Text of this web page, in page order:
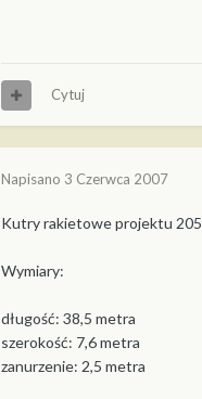
Cytuj
Napisano 3 Czerwca 2007
Kutry rakietowe projektu
Wymiary:
długość: 38,5 metra
szerokość: 7,6 metra
zanurzenie: 2,5 metra